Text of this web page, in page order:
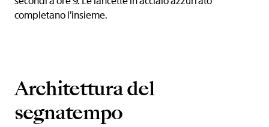
completano l’insieme.
Architettura del
segnatempo